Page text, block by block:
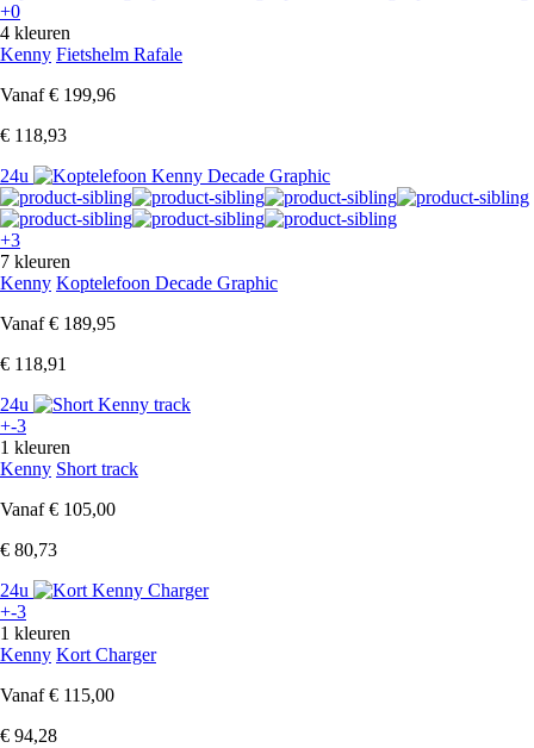
+0
4 kleuren
Kenny Fietshelm Rafale
Vanaf € 199,96
€ 118,93
24u
+3
7 kleuren
Kenny Koptelefoon Decade Graphic
Vanaf € 189,95
€ 118,91
24u
+-3
1 kleuren
Kenny Short track
Vanaf € 105,00
€ 80,73
24u
+-3
1 kleuren
Kenny Kort Charger
Vanaf € 115,00
€ 94,28